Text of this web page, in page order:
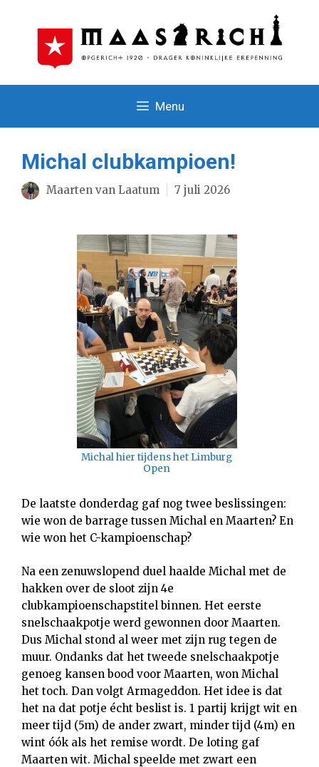
Menu
Michal clubkampioen!
Maarten van Laatum 7 juli 2026
Michal hier tijdens het Limburg
Open
De laatste donderdag gaf nog twee beslissingen:
wie won de barrage tussen Michal en Maarten? En
wie won het C-kampioenschap?
Na een zenuwslopend duel haalde Michal met de
hakken over de sloot zijn 4e
clubkampioenschapstitel binnen. Het eerste
snelschaakpotje werd gewonnen door Maarten.
Dus Michal stond al weer met zijn rug tegen de
muur. Ondanks dat het tweede snelschaakpotje
genoeg kansen bood voor Maarten, won Michal
het toch. Dan volgt Armageddon. Het idee is dat
het na dat potje écht beslist is. 1 partij krijgt wit en
meer tijd (5m) de ander zwart, minder tijd (4m) en
wint óók als het remise wordt. De loting gaf
Maarten wit. Michal speelde met zwart een